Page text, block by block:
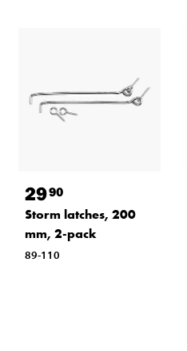
2990
Storm latches, 200
mm, 2-pack
89-110